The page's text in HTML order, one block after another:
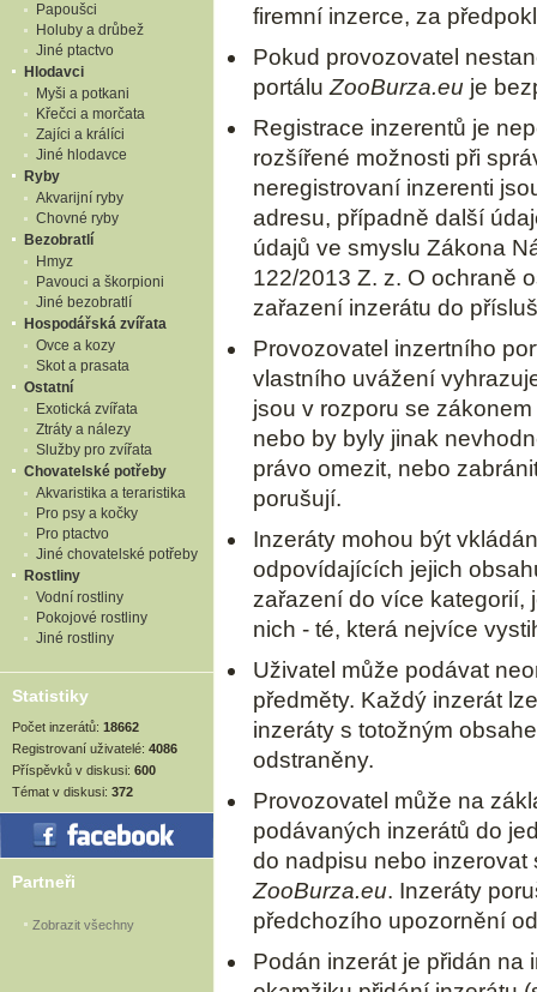
Papoušci
Holuby a drůbež
Jiné ptactvo
Hlodavci
Myši a potkani
Křečci a morčata
Zajíci a králíci
Jiné hlodavce
Ryby
Akvarijní ryby
Chovné ryby
Bezobratlí
Hmyz
Pavouci a škorpioni
Jiné bezobratlí
Hospodářská zvířata
Ovce a kozy
Skot a prasata
Ostatní
Exotická zvířata
Ztráty a nálezy
Služby pro zvířata
Chovatelské potřeby
Akvaristika a teraristika
Pro psy a kočky
Pro ptactvo
Jiné chovatelské potřeby
Rostliny
Vodní rostliny
Pokojové rostliny
Jiné rostliny
Statistiky
Počet inzerátů: 18662
Registrovaní uživatelé: 4086
Příspěvků v diskusi: 600
Témat v diskusi: 372
Partneři
Zobrazit všechny
firemní inzerce, za
Pokud provozovatel
portálu ZooBurza.eu je
Registrace inzerentů je
rozšířené možnosti při
neregistrovaní inzerenti
adresu, případně další
údajů ve smyslu Zákona
122/2013 Z. z. O ochraně
zařazení inzerátu do
Provozovatel inzertního
vlastního uvážení
jsou v rozporu se
nebo by byly jinak
právo omezit, nebo
porušují.
Inzeráty mohou být
odpovídajících jejich
zařazení do více kategorií,
nich - té, která nejvíce
Uživatel může podávat
předměty. Každý inzerát
inzeráty s totožným
odstraněny.
Provozovatel může na
podávaných inzerátů do
do nadpisu nebo
ZooBurza.eu. Inzeráty
předchozího upozornění
Podán inzerát je přidán na